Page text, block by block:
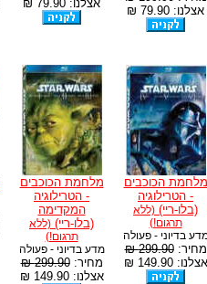
אצלנו: 79.90 ₪
אצלנו: 79.90 ₪
מלחמת הכוכבים
- הטרילוגיה
(בלו-ריי) (ללא
תרגום!)
בדיוני - פעולה
מחיר:299.90 ₪
אצלנו: 149.90 ₪
מלחמת הכוכבים
- הטרילוגיה
המקדימה
(בלו-ריי) (ללא
תרגום!)
מדע בדיוני - פעולה
מחיר:299.90 ₪
אצלנו: 149.90 ₪